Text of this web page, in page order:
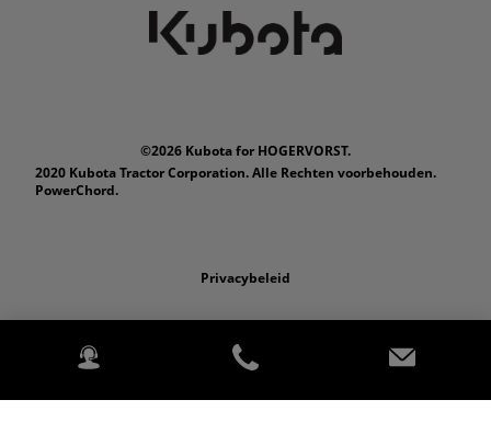
©2026 Kubota for HOGERVORST.
2020 Kubota Tractor Corporation. Alle Rechten voorbehouden.
PowerChord.
Privacybeleid
Wettelijk